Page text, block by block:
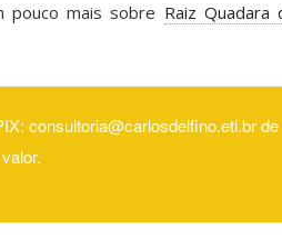
mais sobre Raiz Quadara
consultoria@carlosdelfino.eti.br de